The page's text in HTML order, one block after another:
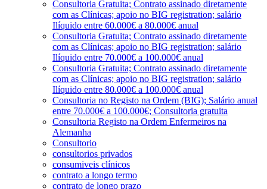
Consultoria Gratuita; Contrato assinado diretamente
com as Clínicas; apoio no BIG registration; salário
Ilíquido entre 60.000€ a 80.000€ anual
Consultoria Gratuita; Contrato assinado diretamente
com as Clínicas; apoio no BIG registration; salário
Ilíquido entre 70.000€ a 100.000€ anual
Consultoria Gratuita; Contrato assinado diretamente
com as Clínicas; apoio no BIG registration; salário
Ilíquido entre 80.000€ a 100.000€ anual
Consultoria no Registo na Ordem (BIG); Salário anual
entre 70.000€ a 100.000€; Consultoria gratuita
Consultoria Registo na Ordem Enfermeiros na
Alemanha
Consultorio
consultorios privados
consumiveis clínicos
contrato a longo termo
contrato de longo prazo